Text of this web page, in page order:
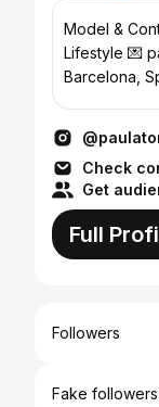
Model &
Lifestyle 💌 paulatomascollabs@gmail.com
Barcelona,
Check
Get
Full
Followers
Fake followers